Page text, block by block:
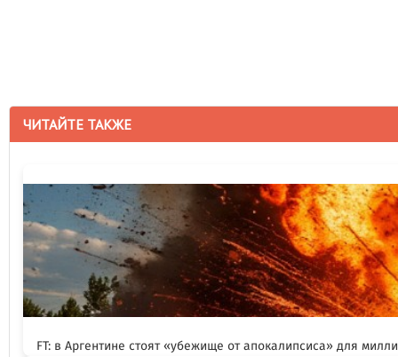
ЧИТАЙТЕ ТАКЖЕ
FT: в Аргентине стоят «убежище от апокалипсиса» для